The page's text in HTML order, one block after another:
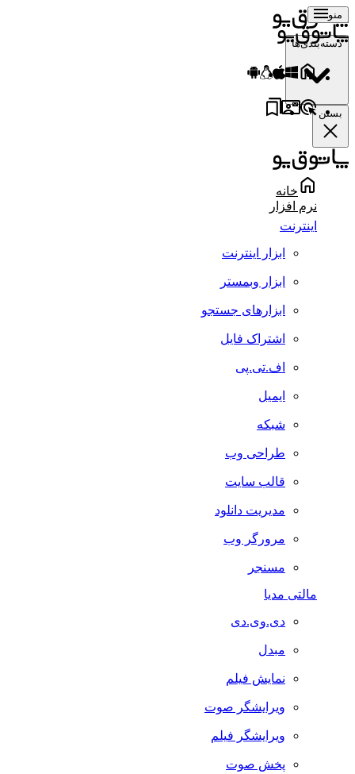
منو
دسته‌بندی‌ها
بستن
خانه
نرم افزار
اینترنت
ابزار اینترنت
ابزار وبمستر
ابزارهای جستجو
اشتراک فایل
اف.تی.پی
ایمیل
شبکه
طراحی وب
قالب سایت
مدیریت دانلود
مرورگر وب
مسنجر
مالتی مدیا
دی.وی.دی
مبدل
نمایش فیلم
ویرایشگر صوت
ویرایشگر فیلم
پخش صوت